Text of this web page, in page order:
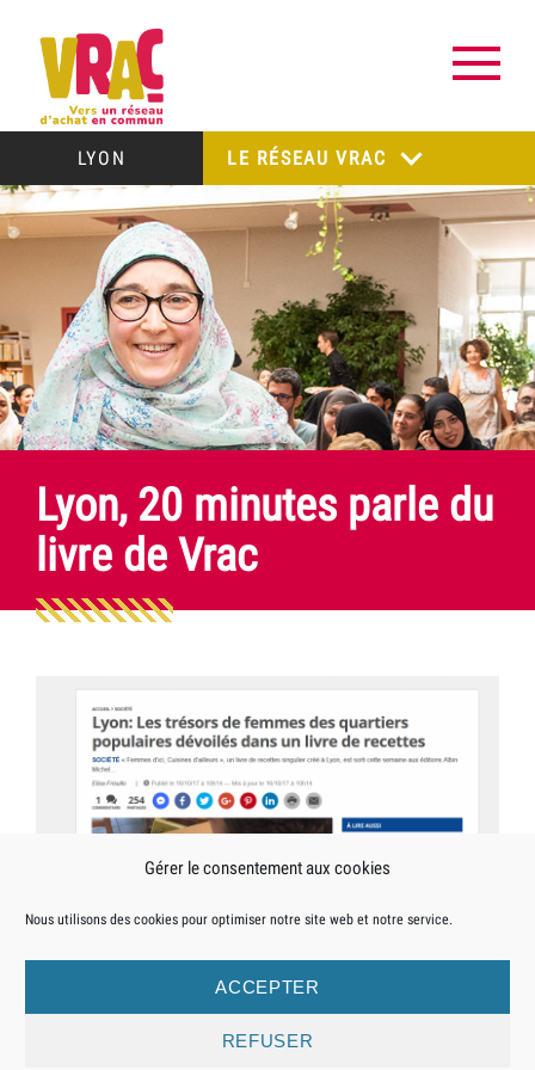
Gérer le consentement aux cookies
Nous utilisons des cookies pour optimiser notre site web et notre service.
ACCEPTER
REFUSER
LYON LE RÉSEAU VRAC
Lyon, 20 minutes parle du
livre de Vrac
Posté
VRACle
21 novembre 2017dans
catégorie
Actualités
Mentions légales Crédits Revue de presse